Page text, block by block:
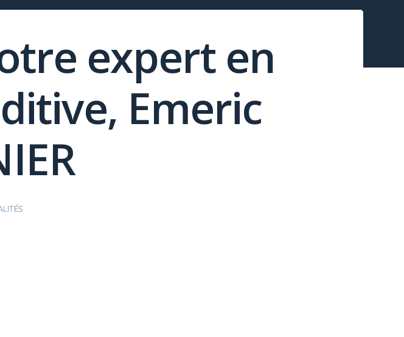
expert en
Emeric